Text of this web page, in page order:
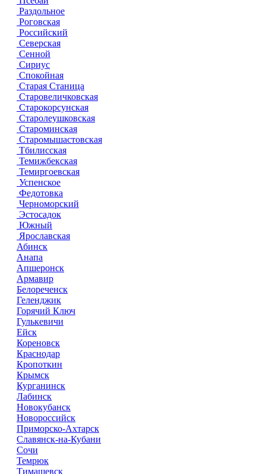
Раздольное
Роговская
Российский
Северская
Сенной
Сириус
Спокойная
Старая Станица
Старовеличковская
Старокорсунская
Старолеушковская
Староминская
Старомышастовская
Тбилисская
Темижбекская
Темиргоевская
Успенское
Федотовка
Черноморский
Эстосадок
Южный
Ярославская
Абинск
Анапа
Апшеронск
Армавир
Белореченск
Геленджик
Горячий Ключ
Гулькевичи
Ейск
Кореновск
Краснодар
Кропоткин
Крымск
Курганинск
Лабинск
Новокубанск
Новороссийск
Приморско-Ахтарск
Славянск-на-Кубани
Сочи
Темрюк
Тимашевск